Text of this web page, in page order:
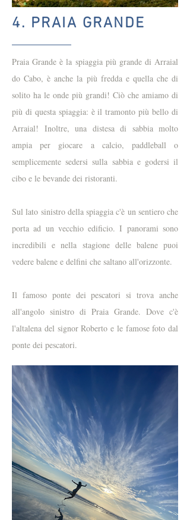
4. PRAIA GRANDE
Praia Grande è la spiaggia più grande di Arraial
do Cabo, è anche la più fredda e quella che di
solito ha le onde più grandi! Ciò che amiamo di
più di questa spiaggia: è il tramonto più bello di
Arraial! Inoltre, una distesa di sabbia molto
ampia per giocare a calcio, paddleball o
semplicemente sedersi sulla sabbia e godersi il
cibo e le bevande dei ristoranti.
Sul lato sinistro della spiaggia c'è un sentiero che
porta ad un vecchio edificio. I panorami sono
incredibili e nella stagione delle balene puoi
vedere balene e delfini che saltano all'orizzonte.
Il famoso ponte dei pescatori si trova anche
all'angolo sinistro di Praia Grande. Dove c'è
l'altalena del signor Roberto e le famose foto dal
ponte dei pescatori.